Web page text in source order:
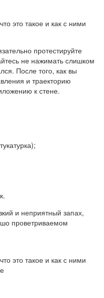
протестируйте
не нажимать слишком
После того, как вы
и траекторию
к стене.
и неприятный запах,
проветриваемом